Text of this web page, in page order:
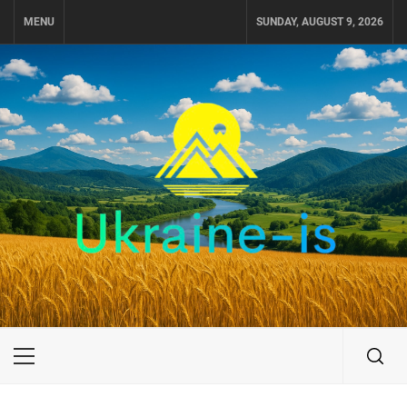
MENU SUNDAY, AUGUST 9, 2026
UKRAINE-IS
ПОДОРОЖI ПО УКРАЇНІ
Primary